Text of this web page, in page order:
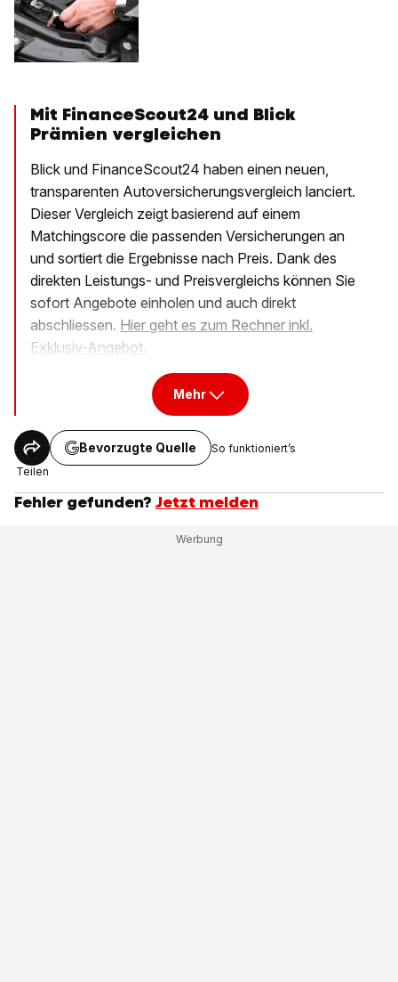
Mit FinanceScout24 und Blick
Prämien vergleichen
Blick und FinanceScout24 haben einen neuen,
transparenten Autoversicherungsvergleich lanciert.
Dieser Vergleich zeigt basierend auf einem
Matchingscore die passenden Versicherungen an
und sortiert die Ergebnisse nach Preis. Dank des
direkten Leistungs- und Preisvergleichs können Sie
sofort Angebote einholen und auch direkt
abschliessen. Hier geht es zum Rechner inkl.
Exklusiv-Angebot.
Mehr
Teilen
Bevorzugte Quelle So funktioniert’s
Fehler gefunden? Jetzt melden